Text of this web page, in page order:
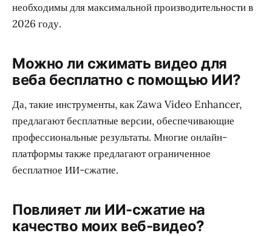
необходимы для максимальной производительности в
2026 году.
Можно ли сжимать видео для
веба бесплатно с помощью ИИ?
Да, такие инструменты, как Zawa Video Enhancer,
предлагают бесплатные версии, обеспечивающие
профессиональные результаты. Многие онлайн-
платформы также предлагают ограниченное
бесплатное ИИ-сжатие.
Повлияет ли ИИ-сжатие на
качество моих веб-видео?